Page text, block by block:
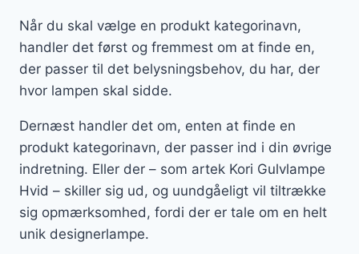
Når du skal vælge en produkt kategorinavn,
handler det først og fremmest om at finde en,
der passer til det belysningsbehov, du har, der
hvor lampen skal sidde.
Dernæst handler det om, enten at finde en
produkt kategorinavn, der passer ind i din øvrige
indretning. Eller der – som artek Kori Gulvlampe
Hvid – skiller sig ud, og uundgåeligt vil tiltrække
sig opmærksomhed, fordi der er tale om en helt
unik designerlampe.